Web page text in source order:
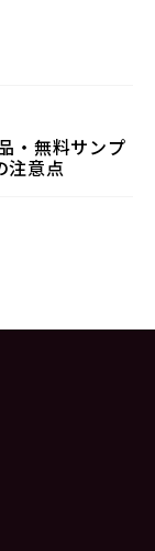
・無料サンプ
注意点